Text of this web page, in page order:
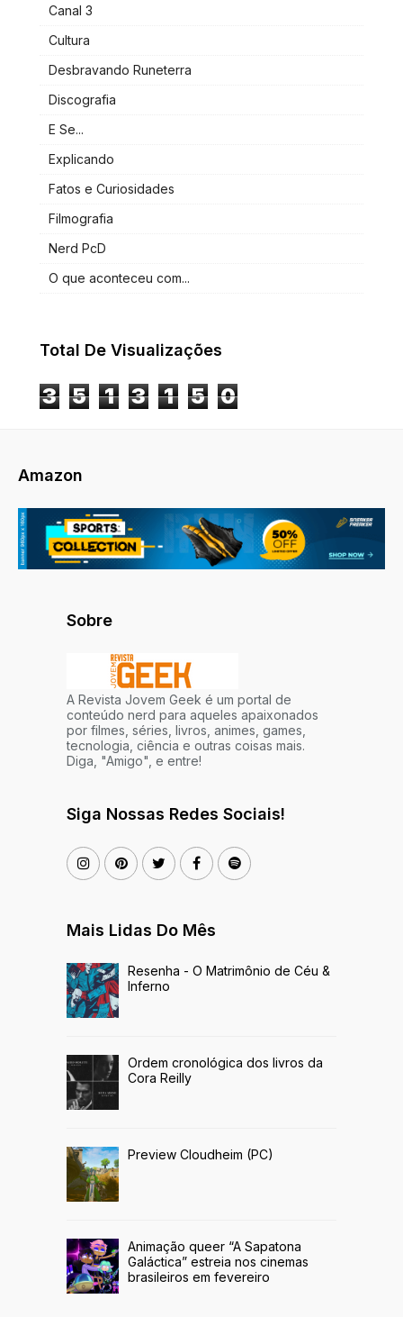
Canal 3
Cultura
Desbravando Runeterra
Discografia
E Se...
Explicando
Fatos e Curiosidades
Filmografia
Nerd PcD
O que aconteceu com...
Total De Visualizações
3 5 1 3 1 5 0
Amazon
Sobre
A Revista Jovem Geek é um portal de
conteúdo nerd para aqueles apaixonados
por filmes, séries, livros, animes, games,
tecnologia, ciência e outras coisas mais.
Diga, "Amigo", e entre!
Siga Nossas Redes Sociais!
Mais Lidas Do Mês
Resenha - O Matrimônio de Céu &
Inferno
Ordem cronológica dos livros da
Cora Reilly
Preview Cloudheim (PC)
Animação queer “A Sapatona
Galáctica” estreia nos cinemas
brasileiros em fevereiro